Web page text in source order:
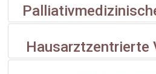
Hausarztzentrierte